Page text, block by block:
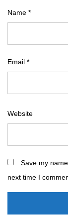
Name *
Email *
Website
Save my
next time I